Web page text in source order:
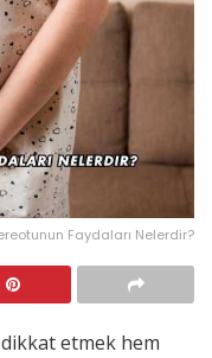
Faydaları Nelerdir?
etmek hem